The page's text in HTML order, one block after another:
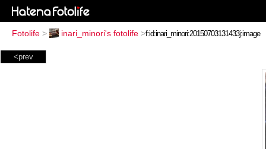
Fotolife > inari_minori's fotolife >
<prev